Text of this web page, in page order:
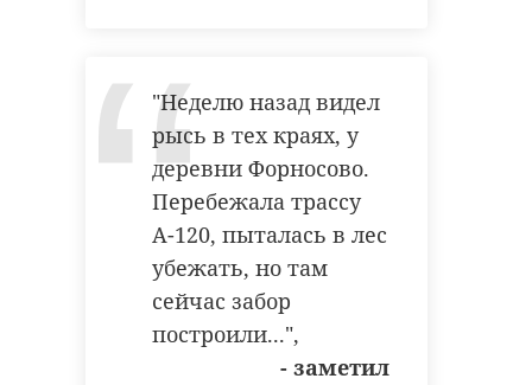
"Неделю назад видел
рысь в тех краях, у
деревни Форносово.
Перебежала трассу
А-120, пыталась в лес
убежать, но там
сейчас забор
построили...",
- заметил
Водитель
грузовика сбил
велосипедиста на
трассе «Кол ...
В
16 июля, 07:36